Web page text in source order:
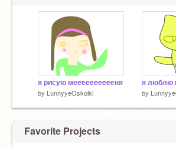
я рисую меeeeeeeeeeня
by LunnyyeOskolki by
Favorite Projects